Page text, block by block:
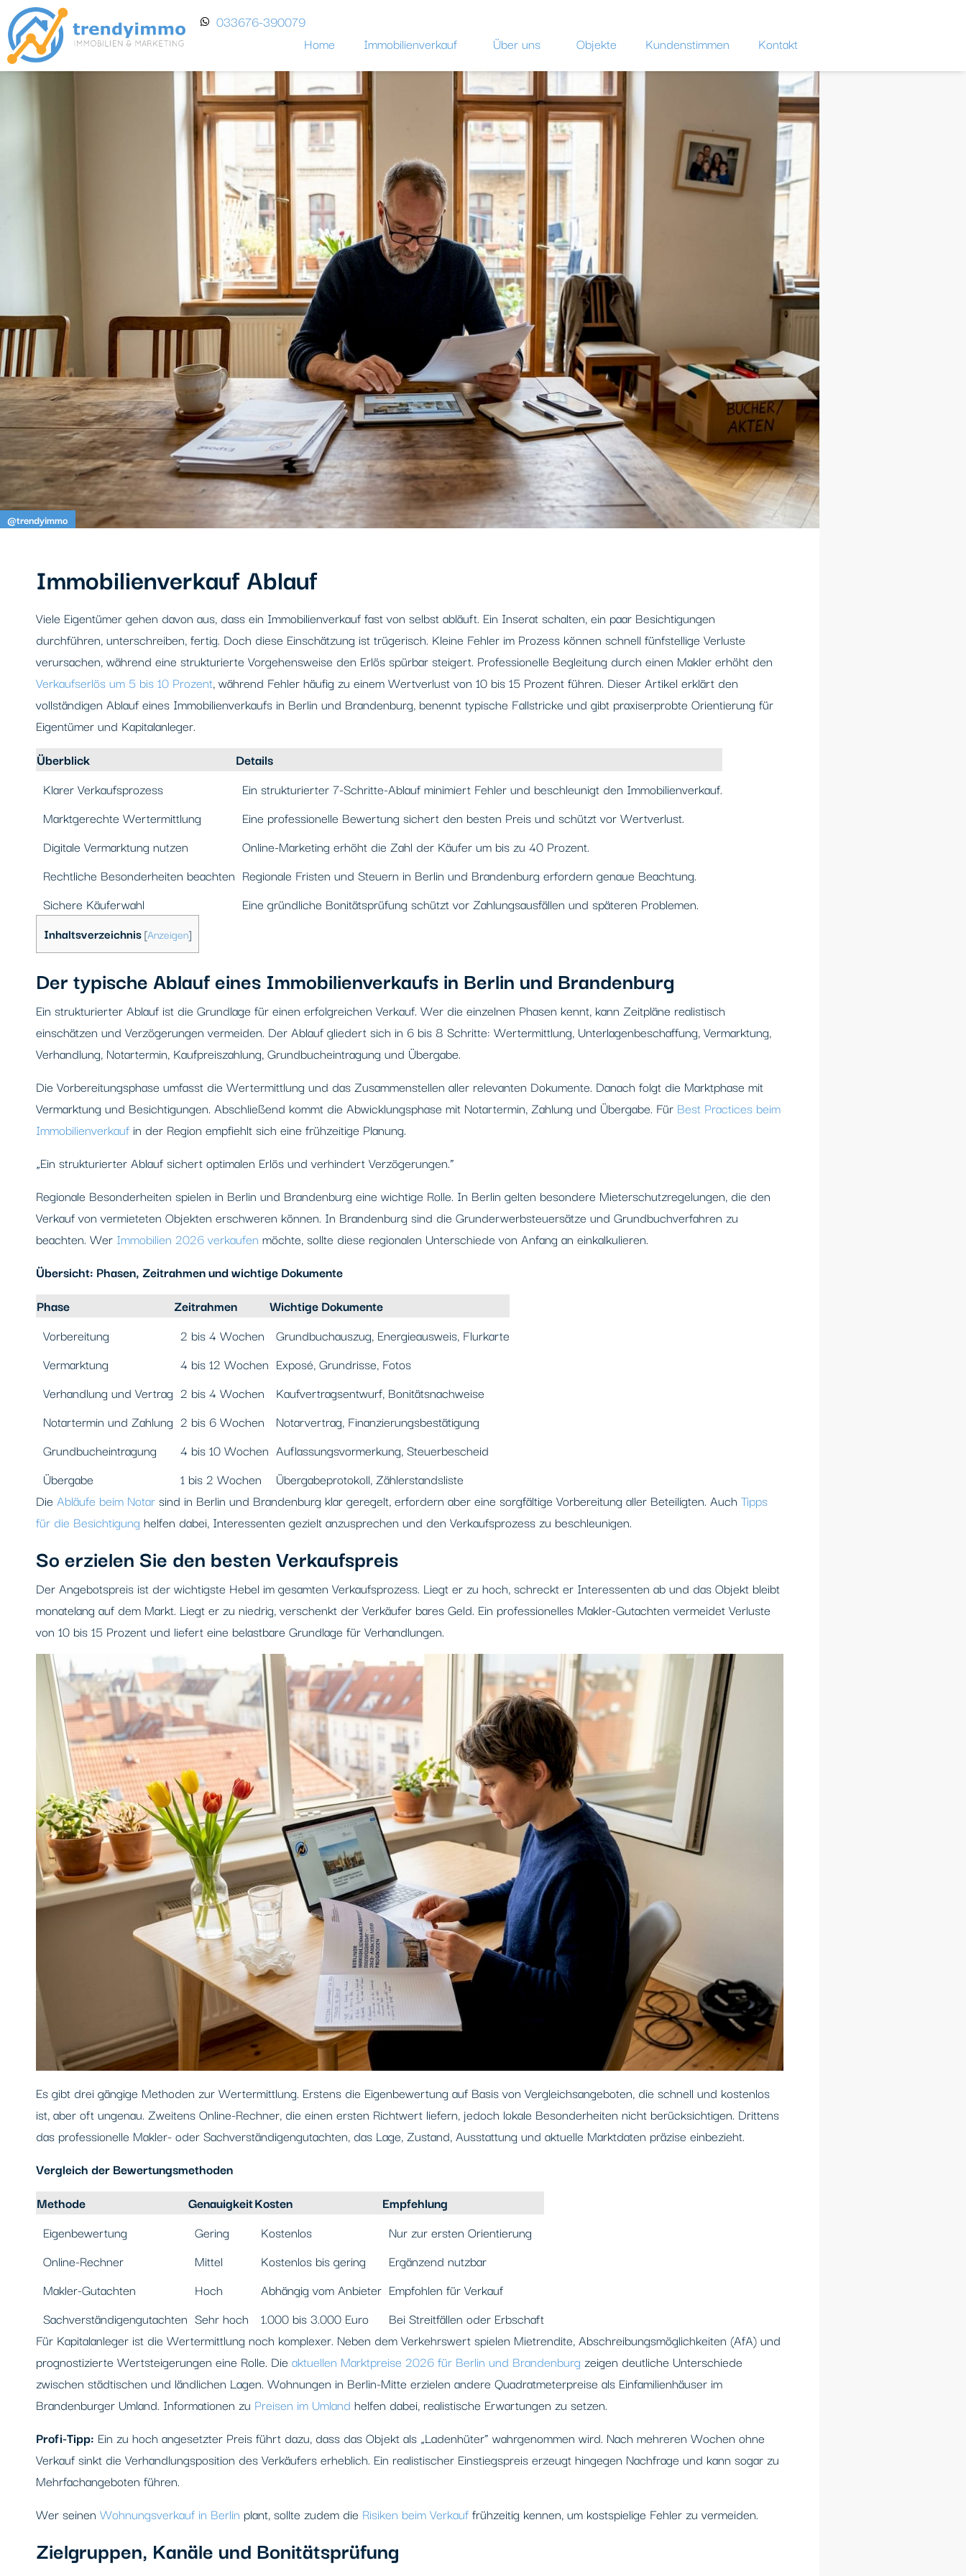
033676-390079
Home
Immobilienverkauf Über uns Objekte Kundenstimmen Kontakt
@trendyimmo
Immobilienverkauf Ablauf
Viele Eigentümer gehen davon aus, dass ein Immobilienverkauf fast von selbst abläuft. Ein Inserat schalten, ein paar Besichtigungen
durchführen, unterschreiben, fertig. Doch diese Einschätzung ist trügerisch. Kleine Fehler im Prozess können schnell fünfstellige Verluste
verursachen, während eine strukturierte Vorgehensweise den Erlös spürbar steigert. Professionelle Begleitung durch einen Makler erhöht den
Verkaufserlös um 5 bis 10 Prozent, während Fehler häufig zu einem Wertverlust von 10 bis 15 Prozent führen. Dieser Artikel erklärt den
vollständigen Ablauf eines Immobilienverkaufs in Berlin und Brandenburg, benennt typische Fallstricke und gibt praxiserprobte Orientierung für
Eigentümer und Kapitalanleger.
Überblick
Details
Klarer Verkaufsprozess
Ein strukturierter 7-Schritte-Ablauf minimiert Fehler und beschleunigt den Immobilienverkauf.
Marktgerechte Wertermittlung
Eine professionelle Bewertung sichert den besten Preis und schützt vor Wertverlust.
Digitale Vermarktung nutzen
Online-Marketing erhöht die Zahl der Käufer um bis zu 40 Prozent.
Rechtliche Besonderheiten beachten Regionale Fristen und Steuern in Berlin und Brandenburg erfordern genaue Beachtung.
Sichere Käuferwahl
Eine gründliche Bonitätsprüfung schützt vor Zahlungsausfällen und späteren Problemen.
Inhaltsverzeichnis[Anzeigen]
Der typische Ablauf eines Immobilienverkaufs in Berlin und Brandenburg
Ein strukturierter Ablauf ist die Grundlage für einen erfolgreichen Verkauf. Wer die einzelnen Phasen kennt, kann Zeitpläne realistisch
einschätzen und Verzögerungen vermeiden. Der Ablauf gliedert sich in 6 bis 8 Schritte: Wertermittlung, Unterlagenbeschaffung, Vermarktung,
Verhandlung, Notartermin, Kaufpreiszahlung, Grundbucheintragung und Übergabe.
Die Vorbereitungsphase umfasst die Wertermittlung und das Zusammenstellen aller relevanten Dokumente. Danach folgt die Marktphase mit
Vermarktung und Besichtigungen. Abschließend kommt die Abwicklungsphase mit Notartermin, Zahlung und Übergabe. Für Best Practices beim
Immobilienverkauf in der Region empfiehlt sich eine frühzeitige Planung.
„Ein strukturierter Ablauf sichert optimalen Erlös und verhindert Verzögerungen.”
Regionale Besonderheiten spielen in Berlin und Brandenburg eine wichtige Rolle. In Berlin gelten besondere Mieterschutzregelungen, die den
Verkauf von vermieteten Objekten erschweren können. In Brandenburg sind die Grunderwerbsteuersätze und Grundbuchverfahren zu
beachten. Wer Immobilien 2026 verkaufen möchte, sollte diese regionalen Unterschiede von Anfang an einkalkulieren.
Übersicht: Phasen, Zeitrahmen und wichtige Dokumente
Phase
Zeitrahmen
Wichtige Dokumente
Vorbereitung
2 bis 4 Wochen
Grundbuchauszug, Energieausweis, Flurkarte
Vermarktung
4 bis 12 Wochen Exposé, Grundrisse, Fotos
Verhandlung und Vertrag 2 bis 4 Wochen
Kaufvertragsentwurf, Bonitätsnachweise
Notartermin und Zahlung 2 bis 6 Wochen
Notarvertrag, Finanzierungsbestätigung
Grundbucheintragung
4 bis 10 Wochen Auflassungsvormerkung, Steuerbescheid
Übergabe
1 bis 2 Wochen
Übergabeprotokoll, Zählerstandsliste
Die Abläufe beim Notarsind in Berlin und Brandenburg klar geregelt, erfordern aber eine sorgfältige Vorbereitung aller Beteiligten. Auch Tipps
für die Besichtigung helfen dabei, Interessenten gezielt anzusprechen und den Verkaufsprozess zu beschleunigen.
So erzielen Sie den besten Verkaufspreis
Der Angebotspreis ist der wichtigste Hebel im gesamten Verkaufsprozess. Liegt er zu hoch, schreckt er Interessenten ab und das Objekt bleibt
monatelang auf dem Markt. Liegt er zu niedrig, verschenkt der Verkäufer bares Geld. Ein professionelles Makler-Gutachten vermeidet Verluste
von 10 bis 15 Prozent und liefert eine belastbare Grundlage für Verhandlungen.
Es gibt drei gängige Methoden zur Wertermittlung. Erstens die Eigenbewertung auf Basis von Vergleichsangeboten, die schnell und kostenlos
ist, aber oft ungenau. Zweitens Online-Rechner, die einen ersten Richtwert liefern, jedoch lokale Besonderheiten nicht berücksichtigen. Drittens
das professionelle Makler- oder Sachverständigengutachten, das Lage, Zustand, Ausstattung und aktuelle Marktdaten präzise einbezieht.
Vergleich der Bewertungsmethoden
Methode
GenauigkeitKosten
Empfehlung
Eigenbewertung
Gering Kostenlos
Nur zur ersten Orientierung
Online-Rechner
Mittel Kostenlos bis gering
Ergänzend nutzbar
Makler-Gutachten
Hoch Abhängig vom Anbieter Empfohlen für Verkauf
Sachverständigengutachten Sehr hoch 1.000 bis 3.000 Euro
Bei Streitfällen oder Erbschaft
Für Kapitalanleger ist die Wertermittlung noch komplexer. Neben dem Verkehrswert spielen Mietrendite, Abschreibungsmöglichkeiten (AfA) und
prognostizierte Wertsteigerungen eine Rolle. Die aktuellen Marktpreise 2026 für Berlin und Brandenburg zeigen deutliche Unterschiede
zwischen städtischen und ländlichen Lagen. Wohnungen in Berlin-Mitte erzielen andere Quadratmeterpreise als Einfamilienhäuser im
Brandenburger Umland. Informationen zu Preisen im Umland helfen dabei, realistische Erwartungen zu setzen.
Profi-Tipp: Ein zu hoch angesetzter Preis führt dazu, dass das Objekt als „Ladenhüter” wahrgenommen wird. Nach mehreren Wochen ohne
Verkauf sinkt die Verhandlungsposition des Verkäufers erheblich. Ein realistischer Einstiegspreis erzeugt hingegen Nachfrage und kann sogar zu
Mehrfachangeboten führen.
Wer seinen Wohnungsverkauf in Berlin plant, sollte zudem die Risiken beim Verkauffrühzeitig kennen, um kostspielige Fehler zu vermeiden.
Zielgruppen, Kanäle und Bonitätsprüfung